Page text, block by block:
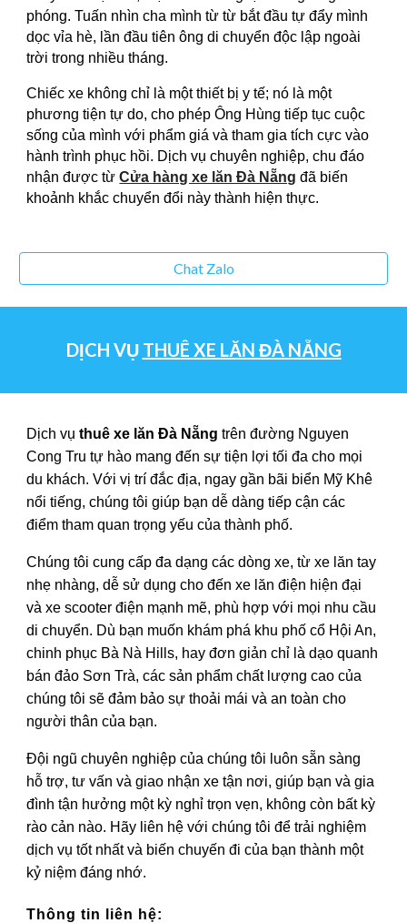
phóng. Tuấn nhìn cha mình từ từ bắt đầu tự đẩy mình
dọc vỉa hè, lần đầu tiên ông di chuyển độc lập ngoài
trời trong nhiều tháng.
Chiếc xe không chỉ là một thiết bị y tế; nó là một
phương tiện tự do, cho phép Ông Hùng tiếp tục cuộc
sống của mình với phẩm giá và tham gia tích cực vào
hành trình phục hồi. Dịch vụ chuyên nghiệp, chu đáo
nhận được từCửa hàng xe lăn Đà Nẵng đã biến
khoảnh khắc chuyển đổi này thành hiện thực.
Chat Zalo
DỊCH VỤ THUÊ XE LĂN ĐÀ NẴNG
Dịch vụthuê xe lăn Đà Nẵng trên đường Nguyen
Cong Tru tự hào mang đến sự tiện lợi tối đa cho mọi
du khách. Với vị trí đắc địa, ngay gần bãi biển Mỹ Khê
nổi tiếng, chúng tôi giúp bạn dễ dàng tiếp cận các
điểm tham quan trọng yếu của thành phố.
Chúng tôi cung cấp đa dạng các dòng xe, từ xe lăn tay
nhẹ nhàng, dễ sử dụng cho đến xe lăn điện hiện đại
và xe scooter điện mạnh mẽ, phù hợp với mọi nhu cầu
di chuyển. Dù bạn muốn khám phá khu phố cổ Hội An,
chinh phục Bà Nà Hills, hay đơn giản chỉ là dạo quanh
bán đảo Sơn Trà, các sản phẩm chất lượng cao của
chúng tôi sẽ đảm bảo sự thoải mái và an toàn cho
người thân của bạn.
Đội ngũ chuyên nghiệp của chúng tôi luôn sẵn sàng
hỗ trợ, tư vấn và giao nhận xe tận nơi, giúp bạn và gia
đình tận hưởng một kỳ nghỉ trọn vẹn, không còn bất kỳ
rào cản nào. Hãy liên hệ với chúng tôi để trải nghiệm
dịch vụ tốt nhất và biến chuyến đi của bạn thành một
kỷ niệm đáng nhớ.
Thông tin liên hệ: